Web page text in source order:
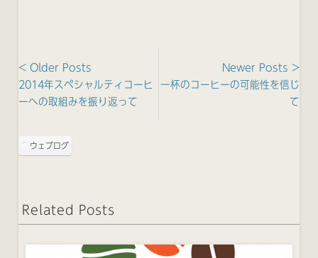
< Older Posts
2014年スペシャルティコーヒ
ーへの取組みを振り返って
Newer Posts >
一杯のコーヒーの可能性を信じ
て
ウェブログ
Related Posts